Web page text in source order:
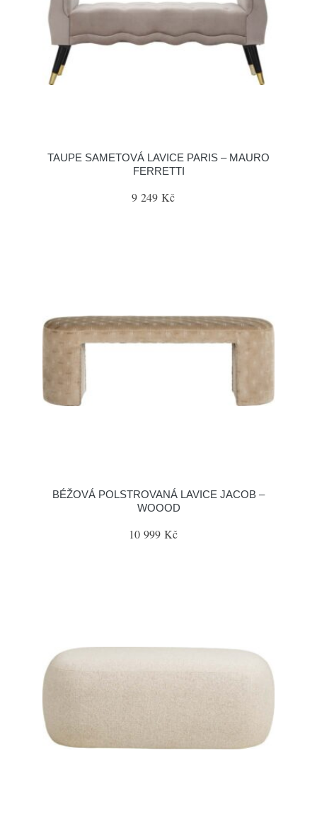
TAUPE SAMETOVÁ LAVICE PARIS – MAURO
FERRETTI
9 249 Kč
BÉŽOVÁ POLSTROVANÁ LAVICE JACOB –
WOOOD
10 999 Kč